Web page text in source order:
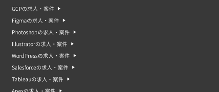
GCPの求人・案件
Figmaの求人・案件
Photoshopの求人・案件
Illustratorの求人・案件
WordPressの求人・案件
Salesforceの求人・案件
Tableauの求人・案件
Apexの求人・案件